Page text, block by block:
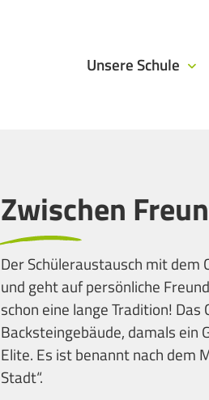
Unsere Schule
Zwischen
Der Schüleraustausch mit
und geht auf persönliche
schon eine lange Tradition!
Backsteingebäude, damals ein
Elite. Es ist benannt nach dem
Stadt“.